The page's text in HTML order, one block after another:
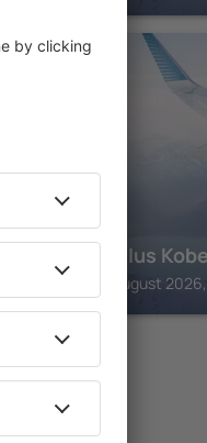
Remm Plus
Kobe, 07 august